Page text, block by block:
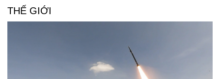
THẾ GIỚI